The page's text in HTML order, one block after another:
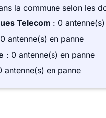
la commune selon les
Telecom : 0
antenne(s) en panne
: 0 antenne(s) en panne
antenne(s) en panne